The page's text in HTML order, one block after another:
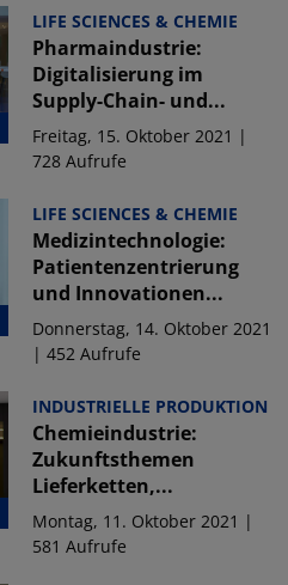
LIFE SCIENCES & CHEMIE
Pharmaindustrie:
Digitalisierung im
Supply-Chain- und...
Freitag, 15. Oktober 2021 |
728 Aufrufe
LIFE SCIENCES & CHEMIE
Medizintechnologie:
Patientenzentrierung
und Innovationen...
Donnerstag, 14. Oktober 2021
| 452 Aufrufe
INDUSTRIELLE PRODUKTION
Chemieindustrie:
Zukunftsthemen
Lieferketten,...
Montag, 11. Oktober 2021 |
581 Aufrufe